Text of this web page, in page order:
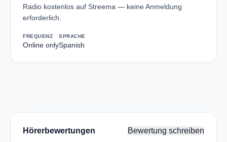
Radio kostenlos auf Streema — keine Anmeldung
erforderlich.
FREQUENZ
Online only
SPRACHE
Spanish
Hörerbewertungen Bewertung schreiben